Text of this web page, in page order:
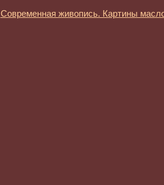
Современная живопись. Картины